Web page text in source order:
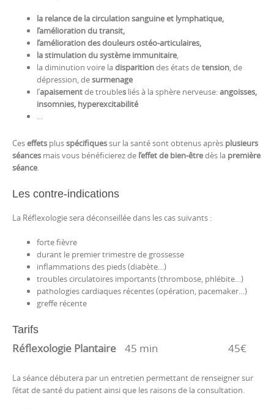
la relance de la circulation sanguine et lymphatique,
l’amélioration du transit,
l’amélioration des douleurs ostéo-articulaires,
la stimulation du système immunitaire,
la diminution voire ladisparitiondes états detension, de
dépression, desurmenage
l’apaisementde troubles liés à la sphère nerveuse:angoisses,
insomnies, hyperexcitabilité
…
Ceseffets plusspécifiquessur la santé sont obtenus après plusieurs
séances mais vous bénéficierez de l’effet de bien-êtredès la première
séance.
Les contre-indications
La Réflexologie sera déconseillée dans les cas suivants :
forte fièvre
durant le premier trimestre de grossesse
inflammations des pieds (diabète…)
troubles circulatoires importants (thrombose, phlébite…)
pathologies cardiaques récentes (opération, pacemaker…)
greffe récente
Tarifs
Réflexologie Plantaire 45 min 45€
La séance débutera par un entretien permettant de renseigner sur
l’état de santé du patient ainsi que les raisons de la consultation.